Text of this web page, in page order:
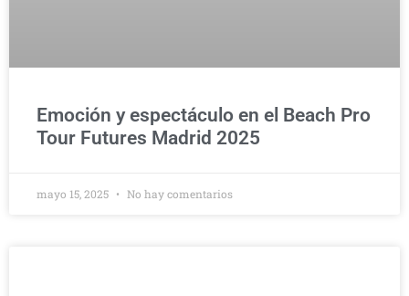
Emoción y espectáculo en el Beach Pro
Tour Futures Madrid 2025
mayo 15, 2025 No hay comentarios